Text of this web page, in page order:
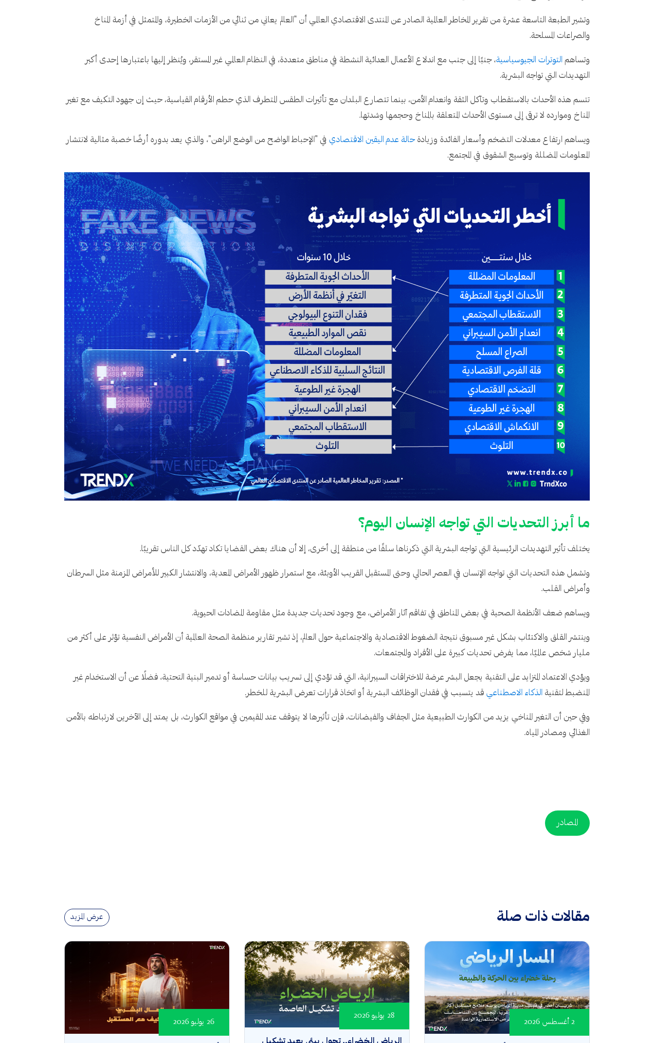
وتشير الطبعة التاسعة عشرة من تقرير المخاطر العالمية الصادر عن المنتدى الاقتصادي العالمي أن "العالم يعاني من ثنائي من الأزمات الخطيرة، والمتمثل في أزمة المناخ
والصراعات المسلحة.
وتساهم التوترات الجيوسياسية، جنبًا إلى جنب مع اندلاع الأعمال العدائية النشطة في مناطق متعددة، في النظام العالمي غير المستقر، ويُنظر إليها باعتبارها إحدى أكبر
التهديدات التي تواجه البشرية.
تتسم هذه الأحداث بالاستقطاب وتآكل الثقة وانعدام الأمن، بينما تتصارع البلدان مع تأثيرات الطقس المتطرف الذي حطم الأرقام القياسية، حيث إن جهود التكيف مع تغير
المناخ وموارده لا ترقى إلى مستوى الأحداث المتعلقة بالمناخ وحجمها وشدتها.
ويساهم ارتفاع معدلات التضخم وأسعار الفائدة وزيادة حالة عدم اليقين الاقتصادي في "الإحباط الواضح من الوضع الراهن"، والذي يعد بدوره أرضًا خصبة مثالية لانتشار
المعلومات المضللة وتوسيع الشقوق في المجتمع.
ما أبرز التحديات التي تواجه الإنسان اليوم؟
يختلف تأثير التهديدات الرئيسية التي تواجه البشرية التي ذكرناها سلفًا من منطقة إلى أخرى، إلا أن هناك بعض القضايا تكاد تهدّد كل الناس تقريبًا.
وتشمل هذه التحديات التي تواجه الإنسان في العصر الحالي وحتى المستقبل القريب الأوبئة، مع استمرار ظهور الأمراض المعدية، والانتشار الكبير للأمراض المزمنة مثل السرطان
وأمراض القلب.
ويساهم ضعف الأنظمة الصحية في بعض المناطق في تفاقم آثار الأمراض، مع وجود تحديات جديدة مثل مقاومة المضادات الحيوية.
وينتشر القلق والاكتئاب بشكل غير مسبوق نتيجة الضغوط الاقتصادية والاجتماعية حول العالم، إذ تشير تقارير منظمة الصحة العالمية أن الأمراض النفسية تؤثر على أكثر من
مليار شخص عالميًا، مما يفرض تحديات كبيرة على الأفراد والمجتمعات.
ويؤدي الاعتماد المتزايد على التقنية يجعل البشر عرضة للاختراقات السيبرانية، التي قد تؤدي إلى تسريب بيانات حساسة أو تدمير البنية التحتية، فضلًا عن أن الاستخدام غير
المنضبط لتقنية الذكاء الاصطناعي قد يتسبب في فقدان الوظائف البشرية أو اتخاذ قرارات تعرض البشرية للخطر.
وفي حين أن التغير المناخي يزيد من الكوارث الطبيعية مثل الجفاف والفيضانات، فإن تأثيرها لا يتوقف عند المقيمين في مواقع الكوارث، بل يمتد إلى الآخرين لارتباطه بالأمن
الغذائي ومصادر المياه.
المصادر
مقالات ذات صلة عرض المزيد
2 أغسطس 2026
28 يوليو 2026
26 يوليو 2026